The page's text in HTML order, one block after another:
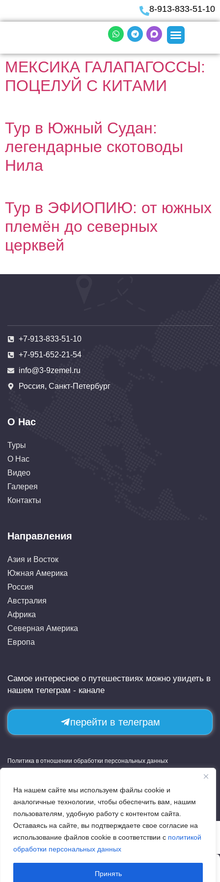
На нашем сайте мы используем файлы cookie и
аналогичные технологии, чтобы обеспечить вам, нашим
пользователям, удобную работу с контентом сайта.
Оставаясь на сайте, вы подтверждаете свое согласие на
использование файлов cookie в соответствии с политикой
обработки персональных данных
Принять
8-913-833-51-10
МЕКСИКА ГАЛАПАГОССЫ:
ПОЦЕЛУЙ С КИТАМИ
Тур в Южный Судан:
легендарные скотоводы
Нила
Тур в ЭФИОПИЮ: от южных
племён до северных
церквей
+7-913-833-51-10
+7-951-652-21-54
info@3-9zemel.ru
Россия, Санкт-Петербург
О Нас
Туры
О Нас
Видео
Галерея
Контакты
Направления
Азия и Восток
Южная Америка
Россия
Австралия
Африка
Северная Америка
Европа
Самое интересное о путешествиях можно увидеть в
нашем телеграм - канале
перейти в телеграм
Политика в отношении обработки персональных данных
© Copyright 2017-2026. Тридевять земель. Агентство